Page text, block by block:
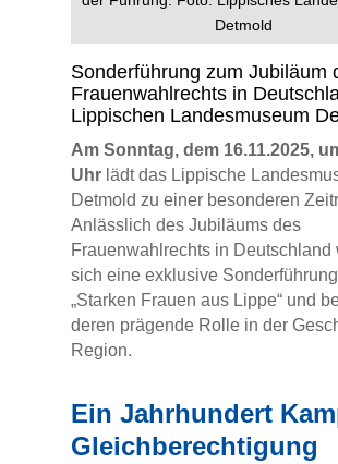
Detmold
Sonderführung zum Jubiläum
Frauenwahlrechts in
Lippischen Landesmuseum
Am Sonntag, dem 16.11.2025,
Uhr lädt das Lippische
Detmold zu einer besonderen
Anlässlich des Jubiläums des
Frauenwahlrechts in Deutschland
sich eine exklusive
„Starken Frauen aus Lippe“ und
deren prägende Rolle in der
Region.
Ein Jahrhundert
Gleichberechtigung